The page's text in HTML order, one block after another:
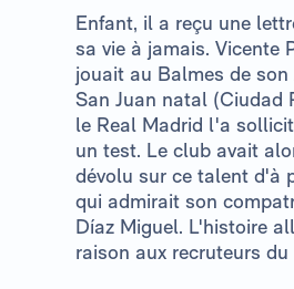
Enfant, il a reçu une
sa vie à jamais. Vicente
jouait au Balmes de son
San Juan natal (Ciudad
le Real Madrid l'a
un test. Le club avait
dévolu sur ce talent d'à
qui admirait son
Díaz Miguel. L'histoire
raison aux recruteurs du